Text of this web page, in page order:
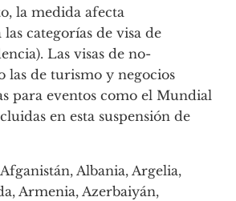
la medida afecta
categorías de visa de
Las visas de no-
las de turismo y negocios
para eventos como el Mundial
en esta suspensión de
Afganistán, Albania, Argelia,
Armenia, Azerbaiyán,